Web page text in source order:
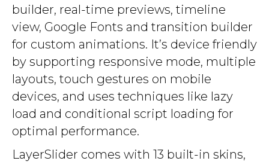
builder, real-time previews, timeline
view, Google Fonts and transition builder
for custom animations. It’s device friendly
by supporting responsive mode, multiple
layouts, touch gestures on mobile
devices, and uses techniques like lazy
load and conditional script loading for
optimal performance.
LayerSlider comes with 13 built-in skins,